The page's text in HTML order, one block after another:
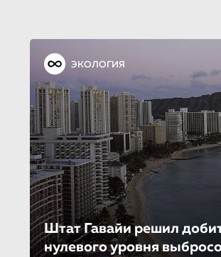
ЭКОЛОГИЯ
Штат Гавайи решил
нулевого уровня